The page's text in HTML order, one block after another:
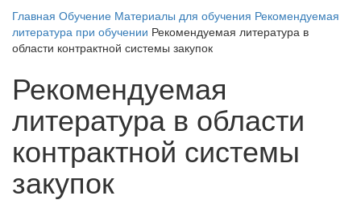
Главная Обучение Материалы для обучения Рекомендуемая
литература при обучении Рекомендуемая литература в
области контрактной системы закупок
Рекомендуемая
литература в области
контрактной системы
закупок